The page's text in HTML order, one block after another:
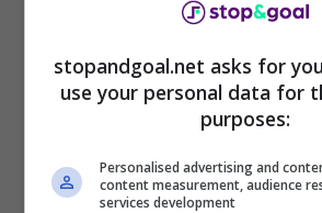
partite di campionato che hanno
da diverso tempo. C’è da capire
potrà succedere nelle prossime
per la partita
Saranno determinati i segnali
parte diChiesaeVlahovic
stopandgoal.net asks for
use your personal data for
purposes:
Personalised advertising and
content measurement, audience
services development